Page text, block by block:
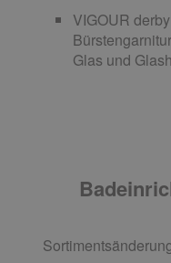
VIGOUR
Glas und